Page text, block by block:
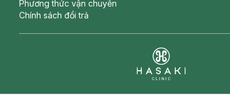
Phương thức vận chuyển
Chính sách đổi trả